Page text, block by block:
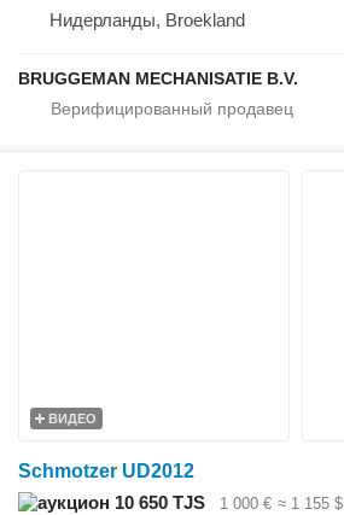
Нидерланды, Broekland
BRUGGEMAN MECHANISATIE B.V.
ВИДЕО
Schmotzer UD2012
10 650 TJS
1 000 € ≈ 1 155 $